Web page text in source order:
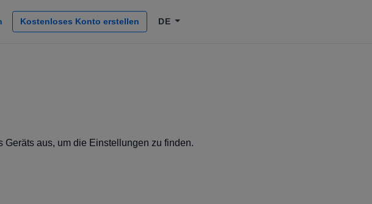
Kostenloses Konto erstellen DE
aus, um die Einstellungen zu finden.